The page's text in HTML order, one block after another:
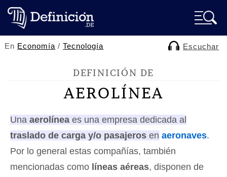
En Economía /Tecnología Escuchar
DEFINICIÓN DE
AEROLÍNEA
Una aerolínea es una empresa dedicada al
traslado de carga y/o pasajeros en aeronaves.
Por lo general estas compañías, también
mencionadas como líneas aéreas, disponen de